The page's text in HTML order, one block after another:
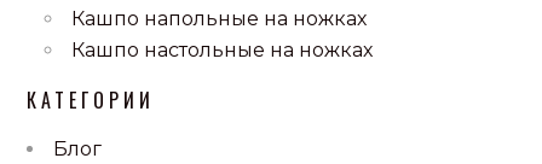
Кашпо напольные на ножках
Кашпо настольные на ножках
КАТЕГОРИИ
Блог